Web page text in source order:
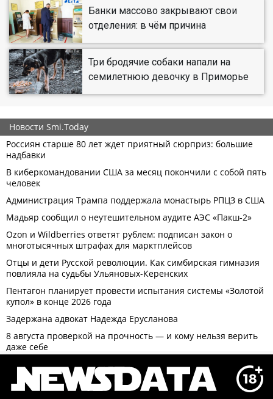
Банки массово закрывают свои
отделения: в чём причина
Три бродячие собаки напали на
семилетнюю девочку в Приморье